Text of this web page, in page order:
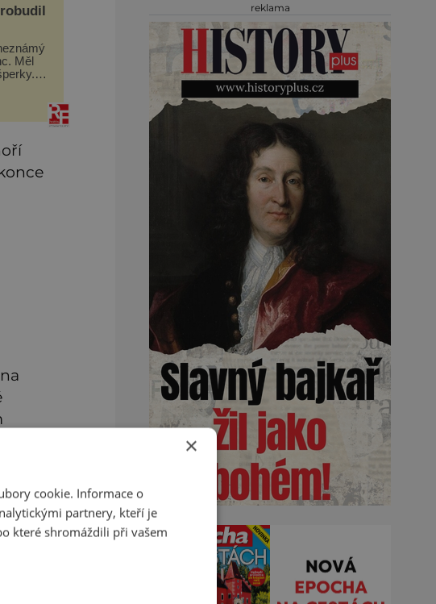
Měl
Stalo
kde
a
tak
reklama
×
cookie. Informace o
partnery, kteří je
které shromáždili při vašem